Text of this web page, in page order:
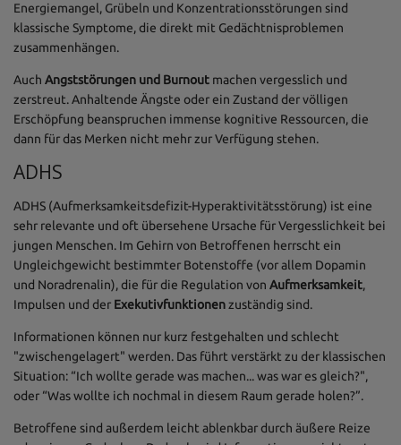
Energiemangel, Grübeln und Konzentrationsstörungen sind
klassische Symptome, die direkt mit Gedächtnisproblemen
zusammenhängen.
Auch Angststörungen und Burnout machen vergesslich und
zerstreut. Anhaltende Ängste oder ein Zustand der völligen
Erschöpfung beanspruchen immense kognitive Ressourcen, die
dann für das Merken nicht mehr zur Verfügung stehen.
ADHS
ADHS (Aufmerksamkeitsdefizit-Hyperaktivitätsstörung) ist eine
sehr relevante und oft übersehene Ursache für Vergesslichkeit bei
jungen Menschen. Im Gehirn von Betroffenen herrscht ein
Ungleichgewicht bestimmter Botenstoffe (vor allem Dopamin
und Noradrenalin), die für die Regulation von Aufmerksamkeit,
Impulsen und der Exekutivfunktionenzuständig sind.
Informationen können nur kurz festgehalten und schlecht
"zwischengelagert" werden. Das führt verstärkt zu der klassischen
Situation: “Ich wollte gerade was machen... was war es gleich?",
oder “Was wollte ich nochmal in diesem Raum gerade holen?”.
Betroffene sind außerdem leicht ablenkbar durch äußere Reize